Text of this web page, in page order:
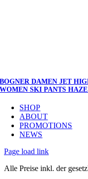
BOGNER DAMEN JET
WOMEN SKI PANTS
SHOP
ABOUT
PROMOTIONS
NEWS
Page load link
Alle Preise inkl. der